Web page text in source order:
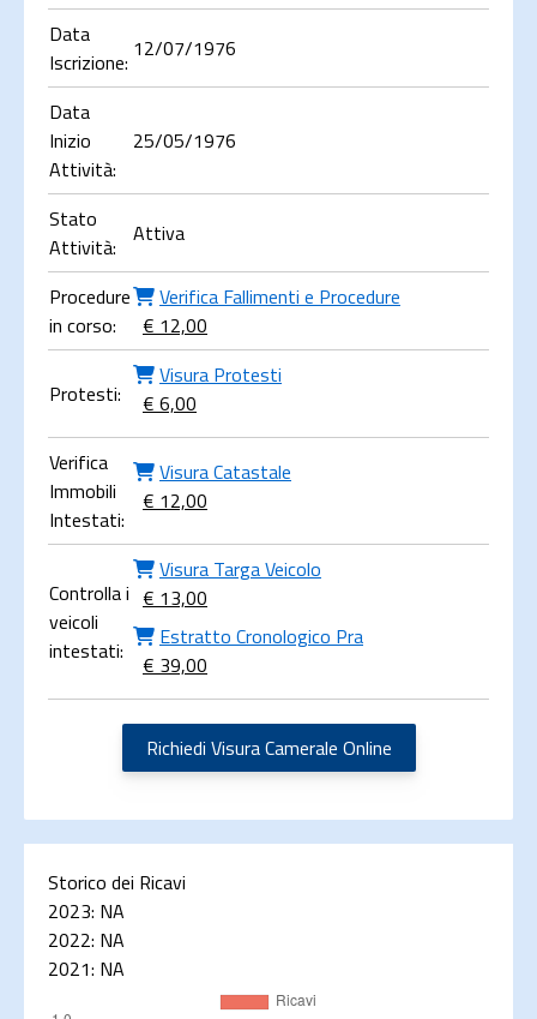
Data
Iscrizione: 12/07/1976
Data
Inizio
Attività:
25/05/1976
Stato
Attività:
Attiva
Procedure
in corso:
Verifica Fallimenti e Procedure
€ 12,00
Protesti:
Visura Protesti
€ 6,00
Verifica
Immobili
Intestati:
Visura Catastale
€ 12,00
Controlla i
veicoli
intestati:
Visura Targa Veicolo
€ 13,00
Estratto Cronologico Pra
€ 39,00
Richiedi Visura Camerale Online
Storico dei Ricavi
2023: NA
2022: NA
2021: NA